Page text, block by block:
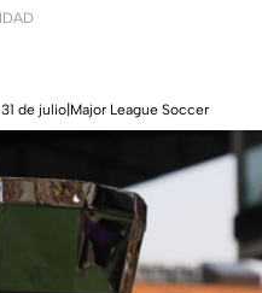
de julio|Major League Soccer